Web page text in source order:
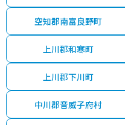
空知郡南富良野町
上川郡和寒町
上川郡下川町
中川郡音威子府村